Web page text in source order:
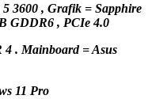
3600 , Grafik = Sapphire
GDDR6 , PCIe 4.0
4 . Mainboard = Asus
11 Pro